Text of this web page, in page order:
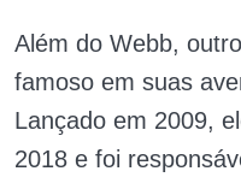
Além do Webb,
famoso em suas
Lançado em 2009,
2018 e foi